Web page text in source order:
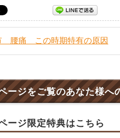
腰痛 この時期特有の原因
ージをご覧のあなた様へ
ージ限定特典はこちら